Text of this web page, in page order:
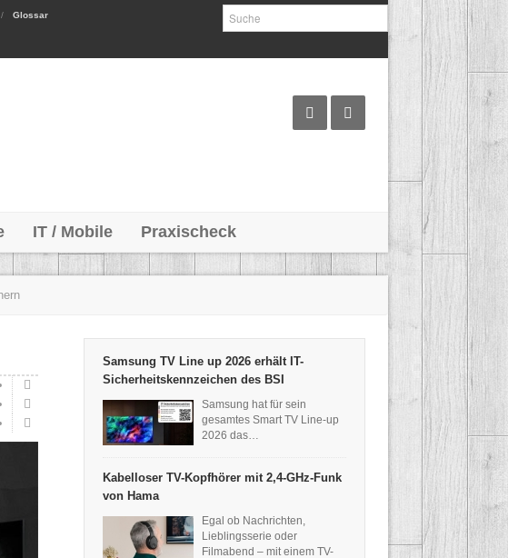
Glossar
IT / Mobile Praxischeck
Samsung TV Line up 2026 erhält IT-
Sicherheitskennzeichen des BSI
Samsung hat für sein
gesamtes Smart TV Line-up
2026 das…
Kabelloser TV-Kopfhörer mit 2,4-GHz-Funk
von Hama
Egal ob Nachrichten,
Lieblingsserie oder
Filmabend – mit einem TV-